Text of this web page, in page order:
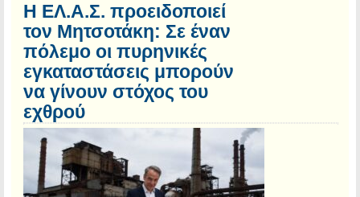
Η ΕΛ.Α.Σ. προειδοποιεί
τον Μητσοτάκη: Σε έναν
πόλεμο οι πυρηνικές
εγκαταστάσεις μπορούν
να γίνουν στόχος του
εχθρού